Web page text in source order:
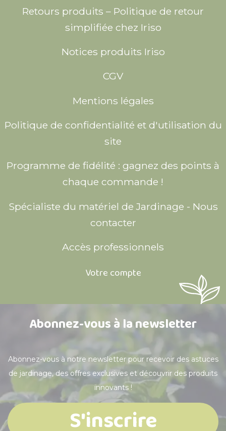
Retours produits – Politique de retour
simplifiée chez Iriso
Notices produits Iriso
CGV
Mentions légales
Politique de confidentialité et d'utilisation du
site
Programme de fidélité : gagnez des points à
chaque commande !
Spécialiste du matériel de Jardinage - Nous
contacter
Accès professionnels
Votre compte
Abonnez-vous à la newsletter
Abonnez-vous à notre newsletter pour recevoir des astuces
de jardinage, des offres exclusives et découvrir des produits
innovants !
S'inscrire